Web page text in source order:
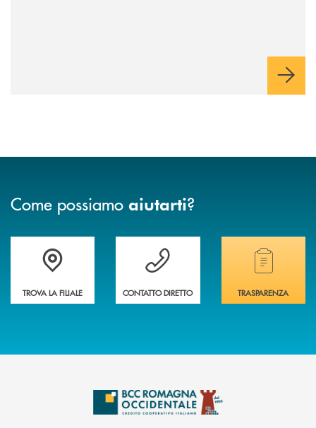
Come possiamo aiutarti?
Accedi all' elenco completo delle filiali della banca.
TROVA LA FILIALE
Hai bisogno di assistenza immediata?
CONTATTO DIRETTO
Hai bisogno di
TRASPARENZA